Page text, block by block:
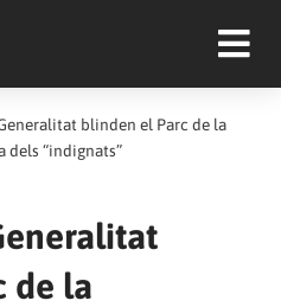
blinden el Parc de la
dels “indignats”
de la